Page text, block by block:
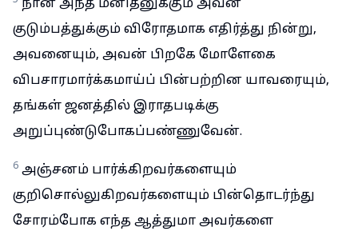
நான் அந்த மனிதனுக்கும் அவன்
குடும்பத்துக்கும் விரோதமாக எதிர்த்து நின்று,
அவனையும், அவன் பிறகே மோளேகை
விபசாரமார்க்கமாய்ப் பின்பற்றின யாவரையும்,
தங்கள் ஜனத்தில் இராதபடிக்கு
அறுப்புண்டுபோகப்பண்ணுவேன்.
6 அஞ்சனம் பார்க்கிறவர்களையும்
குறிசொல்லுகிறவர்களையும் பின்தொடர்ந்து
சோரம்போக எந்த ஆத்துமா அவர்களை